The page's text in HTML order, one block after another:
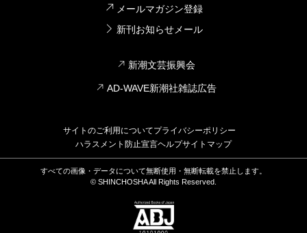
メールマガジン登録
新刊お知らせメール
新潮文芸振興会
AD-WAVE新潮社雑誌広告
サイトのご利用についてプライバシーポリシー
ハラスメント防止宣言ヘルプサイトマップ
すべての画像・データについて無断使用・無断転載を禁止します。
© SHINCHOSHA All Rights Reserved.